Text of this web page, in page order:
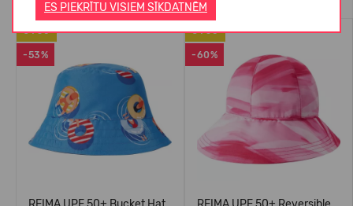
ES PIEKRĪTU VISIEM SĪKDATNĒM
-53%
UV50
-60%
UV50